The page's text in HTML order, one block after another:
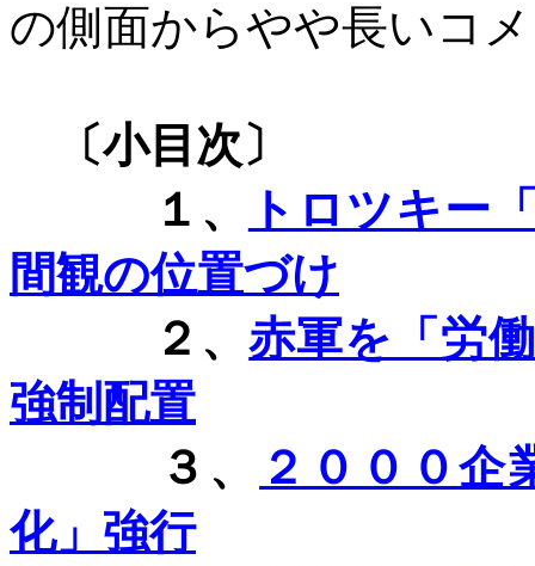
の側面からやや長いコ
〔小目次〕
１、
トロツキー
間観の位置づけ
２、赤軍を「労
強制配置
３、
２０００企
化」強行